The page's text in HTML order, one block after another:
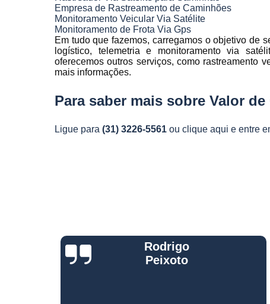
Sistemas
controle de
Sistemas
Telemetria
Empresa de Rastreamento de Caminhões
Monitoramento Veicular Via Satélite
Monitoramento de Frota Via Gps
Em tudo que fazemos, carregamos o objetivo de
logístico, telemetria e monitoramento via
oferecemos outros serviços, como rastreamento
mais informações.
Para saber mais sobre Valor
Ligue para (31) 3226-5561 ou clique aqui e entre
Jorge Eduardo
Rizzotti